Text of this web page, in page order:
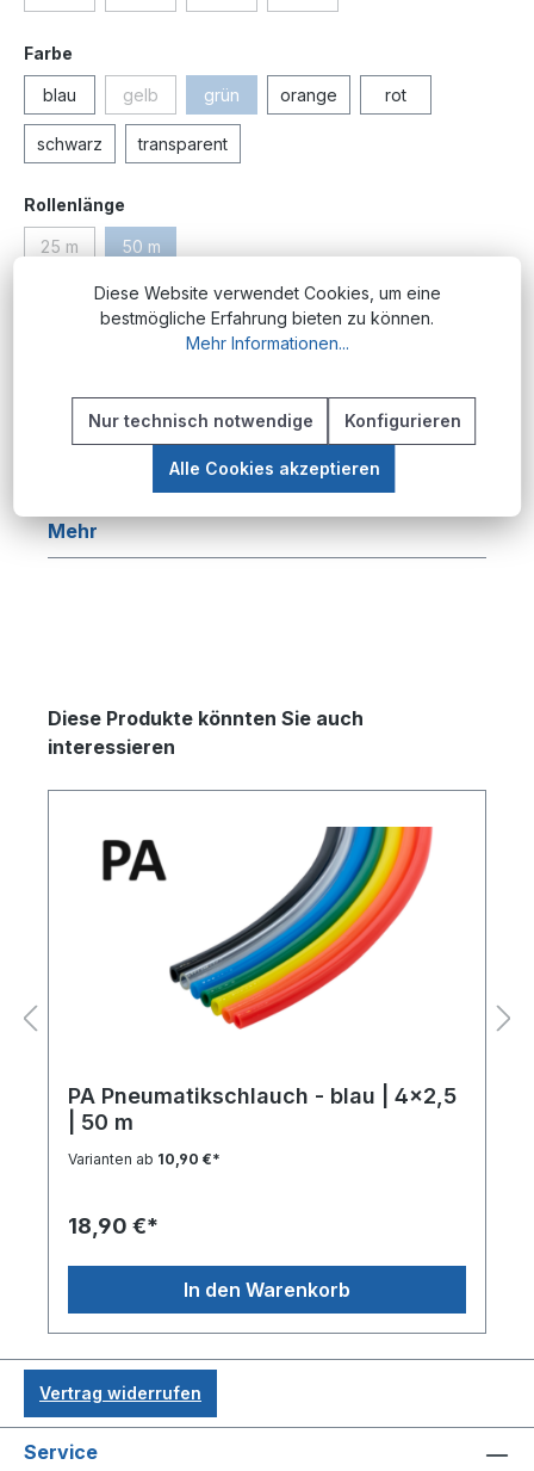
Farbe
blau gelb(Diese Option ist zurzeit nicht verfügbar.)
grün(Diese Option ist zurzeit nicht verfügbar.)
orange rot
schwarz transparent
Rollenlänge
25 m(Diese Option ist zurzeit nicht verfügbar.)
50 m(Diese Option ist zurzeit nicht verfügbar.)
Produktnummer:PM.PU.8x5.gru;50
Beschreibung
Produktübersicht Die PU-Pneumatikschlauch-
Serie bietet eine umfassende Lösung für
Mehr
Produktgalerie überspringen
Diese Produkte könnten Sie auch
interessieren
PA Pneumatikschlauch - blau | 4x2,5
| 50 m
Varianten ab 10,90 €*
18,90 €*
In den Warenkorb
Vertrag widerrufen
Service
Diese Website verwendet Cookies, um eine
bestmögliche Erfahrung bieten zu können.
Mehr Informationen...
Nur technisch notwendige Konfigurieren
Alle Cookies akzeptieren